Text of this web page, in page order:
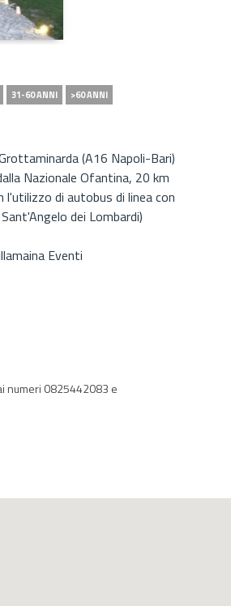
31-60 ANNI >60 ANNI
(A16 Napoli-Bari)
Nazionale Ofantina, 20 km
l'utilizzo di autobus di linea con
dei Lombardi)
Eventi
numeri 0825442083 e